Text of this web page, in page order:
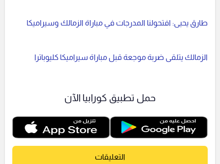
طارق يحيى: افتحولنا المدرجات في مباراة الزمالك وسيراميكا
الزمالك يتلقى ضربة موجعة قبل مباراة سيراميكا كليوباترا
حمل تطبيق كورابيا الآن
التعليقات